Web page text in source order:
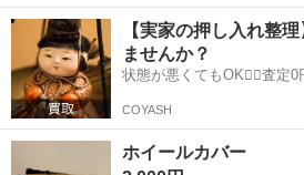
中！友達同士での応募OK！備品付きワンル
社負担！生活支援物資事前対応可◎格安食
♪《山口県山口市》 人気の工...
山口 山口市 大歳駅 その他
【実家の押し入れ整
ませんか？
状態が悪くてもOK🙆‍♀️査定0
COYASH
ホイールカバー